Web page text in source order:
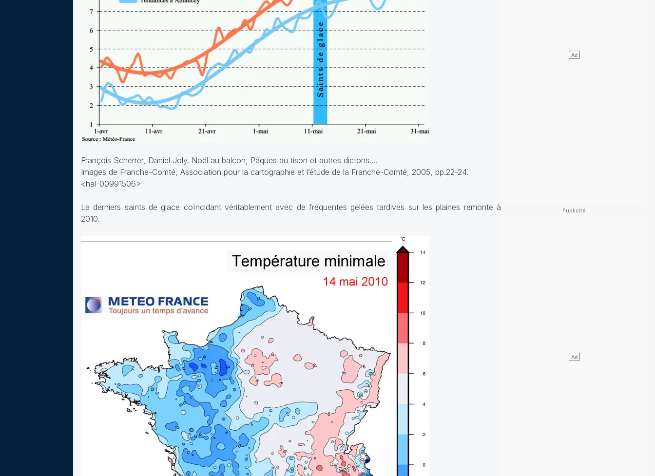
François Scherrer, Daniel Joly. Noël au balcon, Pâques au tison et autres dictons....
Images de Franche-Comté, Association pour la cartographie et l’étude de la Franche-Comté, 2005, pp.22-24.
<hal-00991506>
La derniers saints de glace coïncidant véritablement avec de fréquentes gelées tardives sur les plaines remonte à
2010.